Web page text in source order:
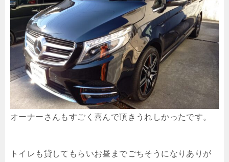
オーナーさんもすごく喜んで頂きうれしかったです。
トイレも貸してもらいお昼までごちそうになりありが